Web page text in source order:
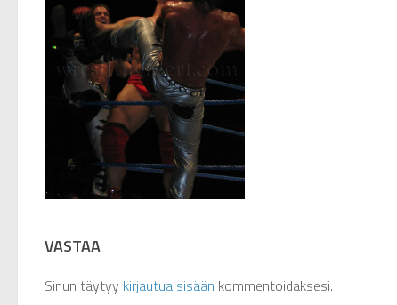
VASTAA
Sinun täytyy kirjautua sisään kommentoidaksesi.